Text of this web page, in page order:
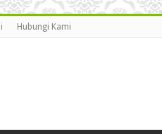
Hubungi Kami